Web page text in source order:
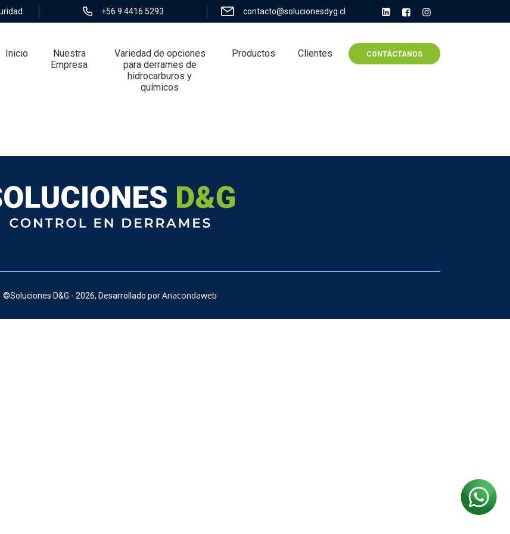
+56 9 4416 5293 contacto@solucionesdyg.cl
Inicio
Nuestra
Empresa
Variedad de opciones
para derrames de
hidrocarburos y
químicos
Productos Clientes CONTÁCTANOS
©Soluciones D&G - 2026, Desarrollado por Anacondaweb